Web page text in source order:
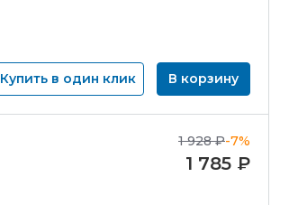
Купить в один клик В корзину
1 928₽-7%
1 785 ₽